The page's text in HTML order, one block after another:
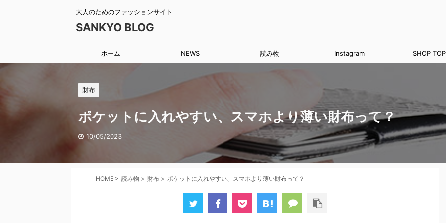
大人のためのファッションサイト
SANKYO BLOG
ホーム NEWS 読み物 Instagram SHOP TOP
財布
ポケットに入れやすい、スマホより薄い財布って？
10/05/2023
HOME > 読み物 > 財布 > ポケットに入れやすい、スマホより薄い財布って？